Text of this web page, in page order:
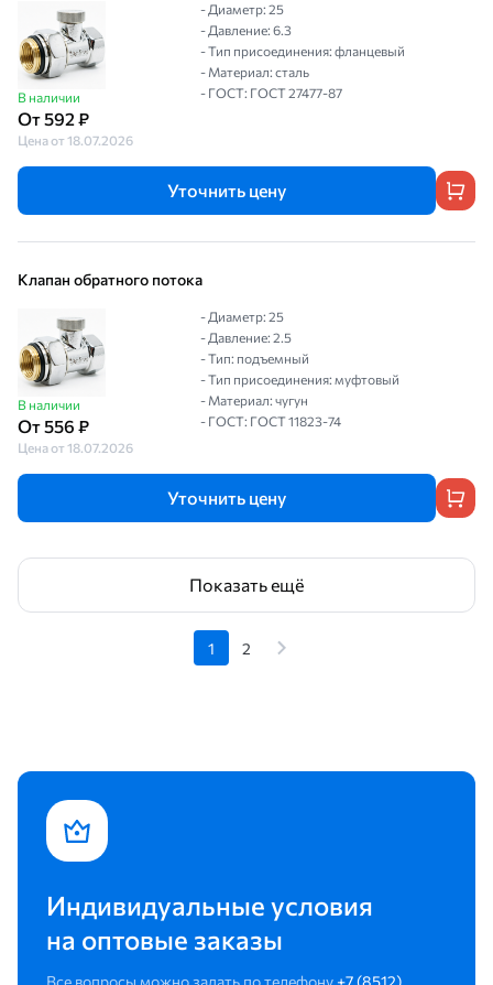
В наличии
От 592 ₽
Цена от 18.07.2026
- Диаметр: 25
- Давление: 6.3
- Тип присоединения: фланцевый
- Материал: сталь
- ГОСТ: ГОСТ 27477-87
Уточнить цену
Клапан обратного потока
В наличии
От 556 ₽
Цена от 18.07.2026
- Диаметр: 25
- Давление: 2.5
- Тип: подъемный
- Тип присоединения: муфтовый
- Материал: чугун
- ГОСТ: ГОСТ 11823-74
Уточнить цену
Показать ещё
1 2
Индивидуальные условия
на оптовые заказы
Все вопросы можно задать по телефону +7 (8512)